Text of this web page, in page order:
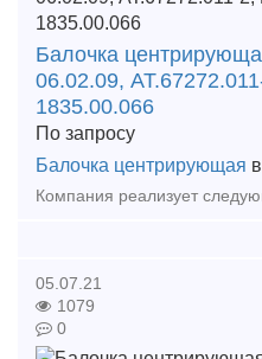
Балочка
06.02.09,
1835.00.066
По запросу
Балочка центрирующая в
05.07.21
1079
0